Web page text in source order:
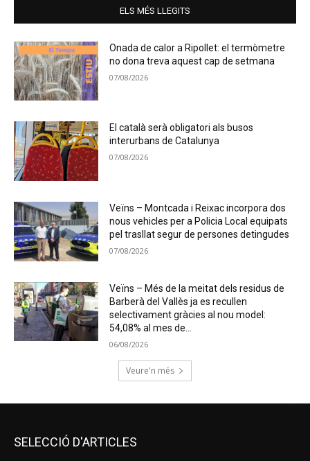
ELS MÉS LLEGITS
Onada de calor a Ripollet: el termòmetre
no dona treva aquest cap de setmana
07/08/2026
El català serà obligatori als busos
interurbans de Catalunya
07/08/2026
Veïns – Montcada i Reixac incorpora dos
nous vehicles per a Policia Local equipats
pel trasllat segur de persones detingudes
07/08/2026
Veïns – Més de la meitat dels residus de
Barberà del Vallès ja es recullen
selectivament gràcies al nou model:
54,08% al mes de...
06/08/2026
Veure'n més
SELECCIÓ D'ARTICLES